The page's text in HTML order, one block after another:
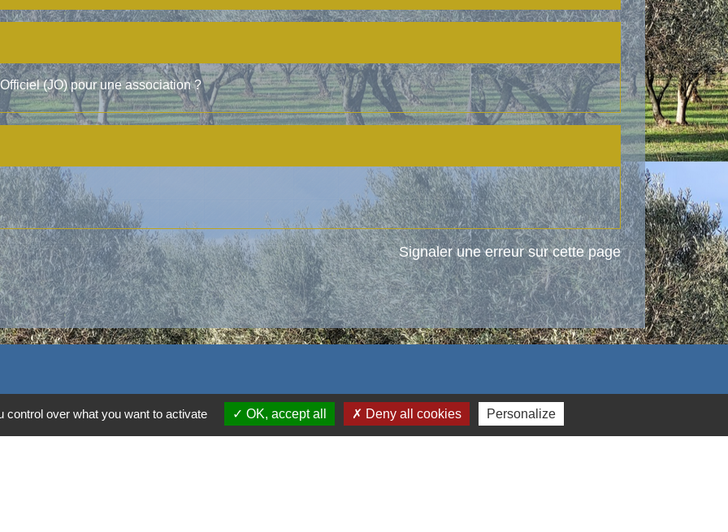
(JO) pour une association ?
Signaler une erreur sur cette page
over what you want to activate OK, accept all Deny all cookies Personalize